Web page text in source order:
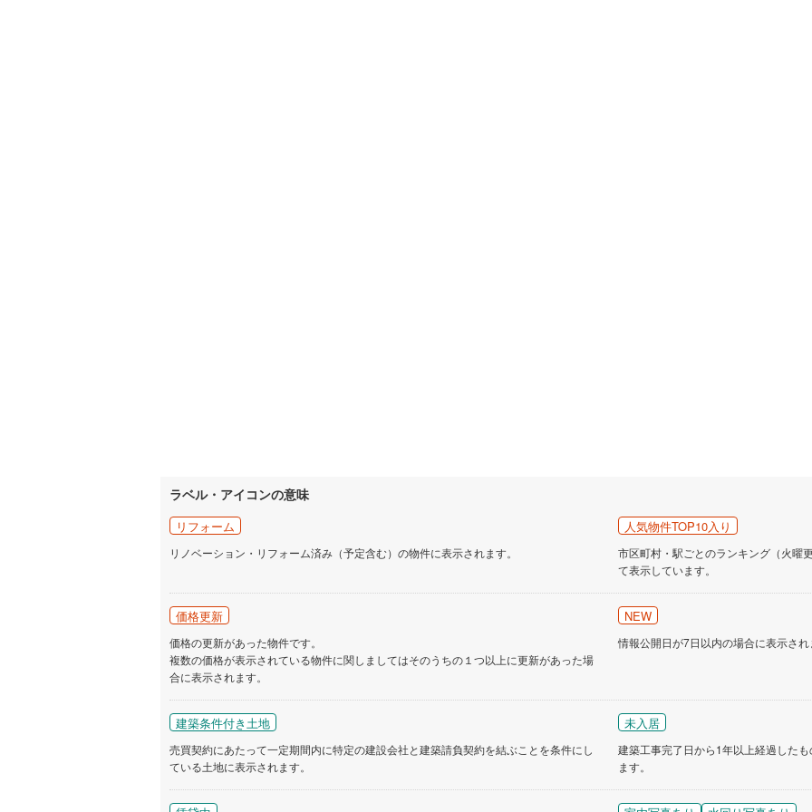
ラベル・アイコンの意味
リフォーム
リノベーション・リフォーム済み（予定含む）の物件に表示されます。
人気物件TOP10入り
市区町村・駅ごとのランキング（火曜
て表示しています。
価格更新
価格の更新があった物件です。
複数の価格が表示されている物件に関しましてはそのうちの１つ以上に更新があった場
合に表示されます。
NEW
情報公開日が7日以内の場合に表示さ
建築条件付き土地
売買契約にあたって一定期間内に特定の建設会社と建築請負契約を結ぶことを条件にし
ている土地に表示されます。
未入居
建築工事完了日から1年以上経過した
ます。